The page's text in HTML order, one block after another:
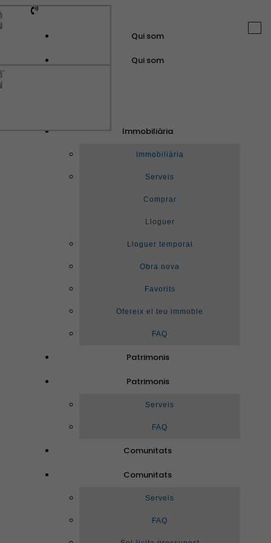
Qui som
Qui som
Immobiliària
Immobiliària
Serveis
Comprar
Lloguer
Lloguer temporal
Obra nova
Favorits
Ofereix el teu immoble
FAQ
Patrimonis
Patrimonis
Serveis
FAQ
Comunitats
Comunitats
Serveis
FAQ